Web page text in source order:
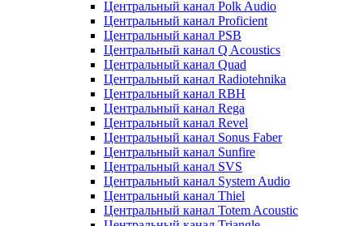
Центральный канал Polk Audio
Центральный канал Proficient
Центральный канал PSB
Центральный канал Q Acoustics
Центральный канал Quad
Центральный канал Radiotehnika
Центральный канал RBH
Центральный канал Rega
Центральный канал Revel
Центральный канал Sonus Faber
Центральный канал Sunfire
Центральный канал SVS
Центральный канал System Audio
Центральный канал Thiel
Центральный канал Totem Acoustic